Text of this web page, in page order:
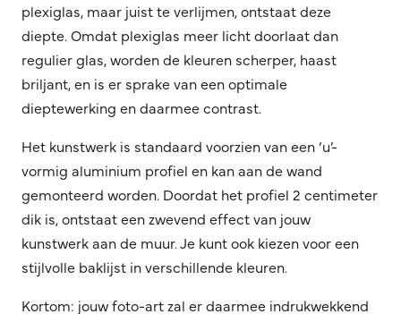
plexiglas, maar juist te verlijmen, ontstaat deze
diepte. Omdat plexiglas meer licht doorlaat dan
regulier glas, worden de kleuren scherper, haast
briljant, en is er sprake van een optimale
dieptewerking en daarmee contrast.
Het kunstwerk is standaard voorzien van een ‘u’-
vormig aluminium profiel en kan aan de wand
gemonteerd worden. Doordat het profiel 2 centimeter
dik is, ontstaat een zwevend effect van jouw
kunstwerk aan de muur. Je kunt ook kiezen voor een
stijlvolle baklijst in verschillende kleuren.
Kortom: jouw foto-art zal er daarmee indrukwekkend